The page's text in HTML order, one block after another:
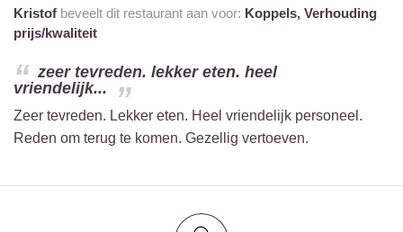
Kristof beveelt dit restaurant aan voor: Koppels, Verhouding
prijs/kwaliteit
zeer tevreden. lekker eten. heel
vriendelijk...
Zeer tevreden. Lekker eten. Heel vriendelijk personeel.
Reden om terug te komen. Gezellig vertoeven.